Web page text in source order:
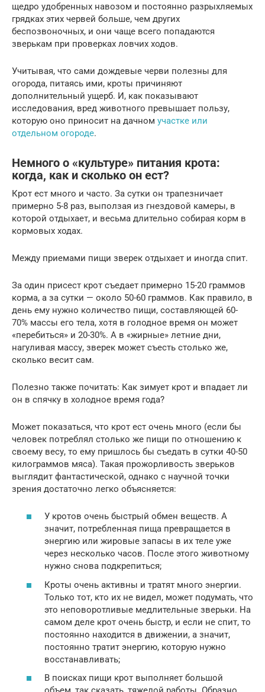
щедро удобренных навозом и постоянно разрыхляемых
грядках этих червей больше, чем других
беспозвоночных, и они чаще всего попадаются
зверькам при проверках ловчих ходов.
Учитывая, что сами дождевые черви полезны для
огорода, питаясь ими, кроты причиняют
дополнительный ущерб. И, как показывают
исследования, вред животного превышает пользу,
которую оно приносит на дачном участке или
отдельном огороде.
Немного о «культуре» питания крота:
когда, как и сколько он ест?
Крот ест много и часто. За сутки он трапезничает
примерно 5-8 раз, выползая из гнездовой камеры, в
которой отдыхает, и весьма длительно собирая корм в
кормовых ходах.
Между приемами пищи зверек отдыхает и иногда спит.
За один присест крот съедает примерно 15-20 граммов
корма, а за сутки — около 50-60 граммов. Как правило, в
день ему нужно количество пищи, составляющей 60-
70% массы его тела, хотя в голодное время он может
«перебиться» и 20-30%. А в «жирные» летние дни,
нагуливая массу, зверек может съесть столько же,
сколько весит сам.
Полезно также почитать: Как зимует крот и впадает ли
он в спячку в холодное время года?
Может показаться, что крот ест очень много (если бы
человек потреблял столько же пищи по отношению к
своему весу, то ему пришлось бы съедать в сутки 40-50
килограммов мяса). Такая прожорливость зверьков
выглядит фантастической, однако с научной точки
зрения достаточно легко объясняется:
У кротов очень быстрый обмен веществ. А
значит, потребленная пища превращается в
энергию или жировые запасы в их теле уже
через несколько часов. После этого животному
нужно снова подкрепиться;
Кроты очень активны и тратят много энергии.
Только тот, кто их не видел, может подумать, что
это неповоротливые медлительные зверьки. На
самом деле крот очень быстр, и если не спит, то
постоянно находится в движении, а значит,
постоянно тратит энергию, которую нужно
восстанавливать;
В поисках пищи крот выполняет большой